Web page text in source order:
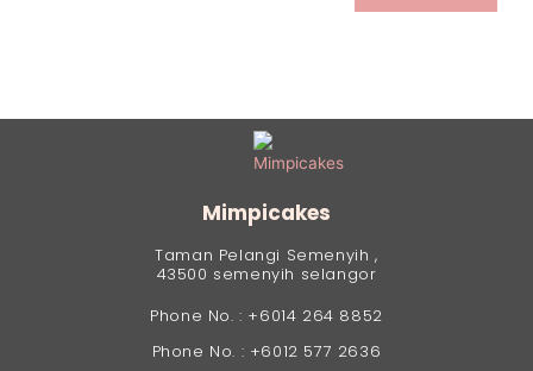
Mimpicakes
Taman Pelangi Semenyih ,
43500 semenyih selangor
Phone No. : +6014 264 8852
Phone No. : +6012 577 2636